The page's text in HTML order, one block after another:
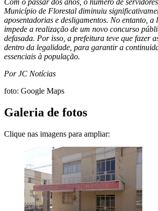
Município de Florestal diminuiu
aposentadorias e desligamentos. No entanto, a
impede a realização de um novo concurso
defasada. Por isso, a prefeitura teve que fazer
dentro da legalidade, para garantir a
essenciais à população.
Por JC Notícias
foto: Google Maps
Galeria de fotos
Clique nas imagens para ampliar: